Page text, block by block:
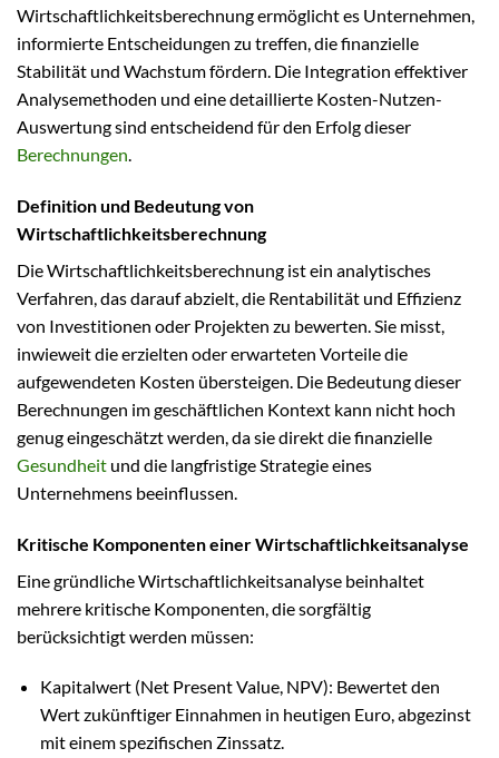
Wirtschaftlichkeitsberechnung ermöglicht es Unternehmen,
informierte Entscheidungen zu treffen, die finanzielle
Stabilität und Wachstum fördern. Die Integration effektiver
Analysemethoden und eine detaillierte Kosten-Nutzen-
Auswertung sind entscheidend für den Erfolg dieser
Berechnungen.
Definition und Bedeutung von
Wirtschaftlichkeitsberechnung
Die Wirtschaftlichkeitsberechnung ist ein analytisches
Verfahren, das darauf abzielt, die Rentabilität und Effizienz
von Investitionen oder Projekten zu bewerten. Sie misst,
inwieweit die erzielten oder erwarteten Vorteile die
aufgewendeten Kosten übersteigen. Die Bedeutung dieser
Berechnungen im geschäftlichen Kontext kann nicht hoch
genug eingeschätzt werden, da sie direkt die finanzielle
Gesundheit und die langfristige Strategie eines
Unternehmens beeinflussen.
Kritische Komponenten einer Wirtschaftlichkeitsanalyse
Eine gründliche Wirtschaftlichkeitsanalyse beinhaltet
mehrere kritische Komponenten, die sorgfältig
berücksichtigt werden müssen:
Kapitalwert (Net Present Value, NPV): Bewertet den
Wert zukünftiger Einnahmen in heutigen Euro, abgezinst
mit einem spezifischen Zinssatz.